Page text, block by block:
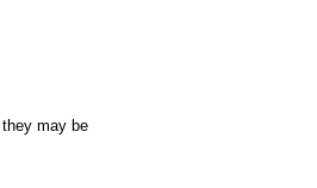
may be